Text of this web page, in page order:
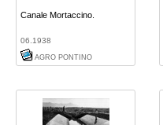
Canale Mortaccino.
06.1938
AGRO PONTINO